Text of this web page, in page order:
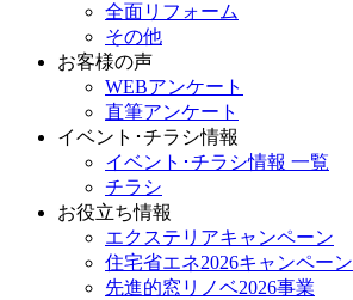
全面リフォーム
その他
お客様の声
WEBアンケート
直筆アンケート
イベント･チラシ情報
イベント･チラシ情報 一覧
チラシ
お役立ち情報
エクステリアキャンペーン
住宅省エネ2026キャンペーン
先進的窓リノベ2026事業